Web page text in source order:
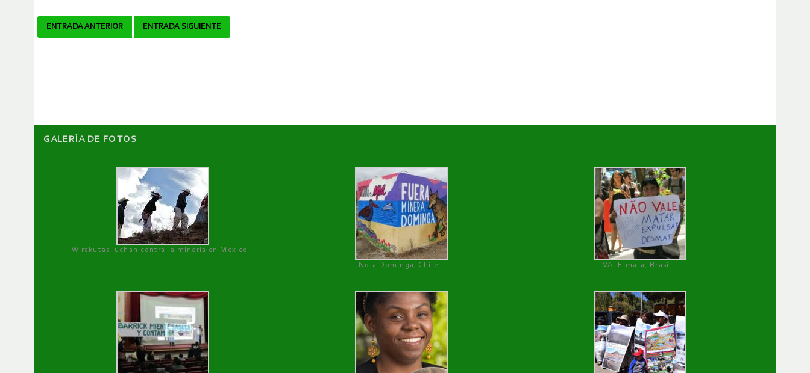
Navegador
ENTRADA ANTERIOR ENTRADA SIGUIENTE
GALERÌA DE FOTOS
Wirakutas luchan contra la minería en México
No a Dominga, Chile
VALE mata, Brasil